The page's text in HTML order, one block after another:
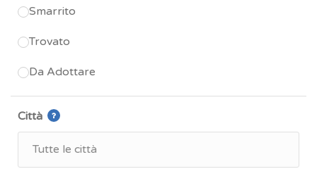
Smarrito
Trovato
Da Adottare
Città